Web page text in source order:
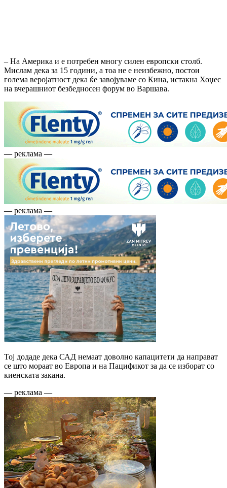
– На Америка и е потребен многу силен европски столб.
Мислам дека за 15 години, а тоа не е неизбежно, постои
голема веројатност дека ќе завојуваме со Кина, истакна Хоџес
на вчерашниот безбедносен форум во Варшава.
— реклама —
— реклама —
Тој додаде дека САД немаат доволно капацитети да направат
се што мораат во Европа и на Пацификот за да се изборат со
киенската закана.
— реклама —